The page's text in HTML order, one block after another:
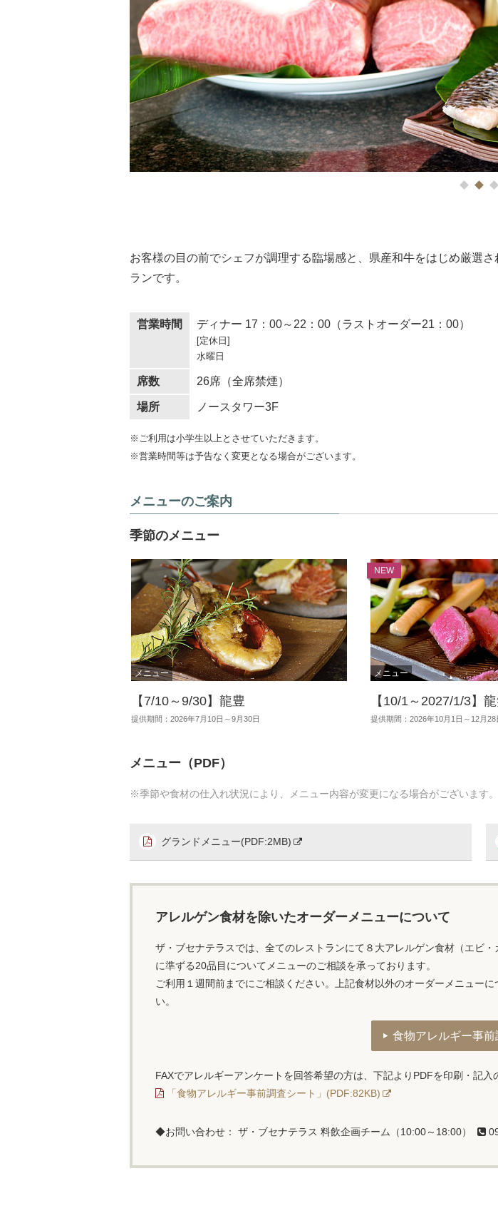
お客様の目の前でシェフが調理する臨場感と、県産和牛をはじめ厳選
ランです。
営業時間 ディナー 17：00～22：00（ラストオーダー21：00）
[定休日]
水曜日
席数 26席（全席禁煙）
場所 ノースタワー3F
※ご利用は小学生以上とさせていただきます。
※営業時間等は予告なく変更となる場合がございます。
メニューのご案内
季節のメニュー
【7/10～9/30】龍豊
提供期間：2026年7月10日～9月30日
【10/1～2027/1/3】
提供期間：2026年10月1日～12月28
メニュー（PDF）
※季節や食材の仕入れ状況により、メニュー内容が変更になる場合がございます。
グランドメニュー(PDF:2MB)
アレルゲン食材を除いたオーダーメニューについて
ザ・ブセナテラスでは、全てのレストランにて８大アレルゲン食材（エビ
に準ずる20品目についてメニューのご相談を承っております。
ご利用１週間前までにご相談ください。上記食材以外のオーダーメニュー
い。
食物アレルギー事前
FAXでアレルギーアンケートを回答希望の方は、下記よりPDFを印刷・記入
「食物アレルギー事前調査シート」(PDF:82KB)
◆お問い合わせ： ザ・ブセナテラス 料飲企画チーム（10:00～18:00）